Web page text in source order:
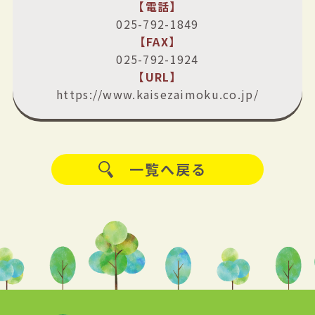
【電話】
025-792-1849
【FAX】
025-792-1924
【URL】
https://www.kaisezaimoku.co.jp/
一覧へ戻る